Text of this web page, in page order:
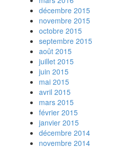
décembre 2015
novembre 2015
octobre 2015
septembre 2015
août 2015
juillet 2015
juin 2015
mai 2015
avril 2015
mars 2015
février 2015
janvier 2015
décembre 2014
novembre 2014